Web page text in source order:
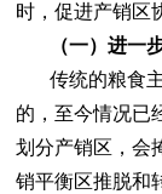
时，促进产销区
（一）进一
传统的粮食
的，至今情况已
划分产销区，会
销平衡区推脱和